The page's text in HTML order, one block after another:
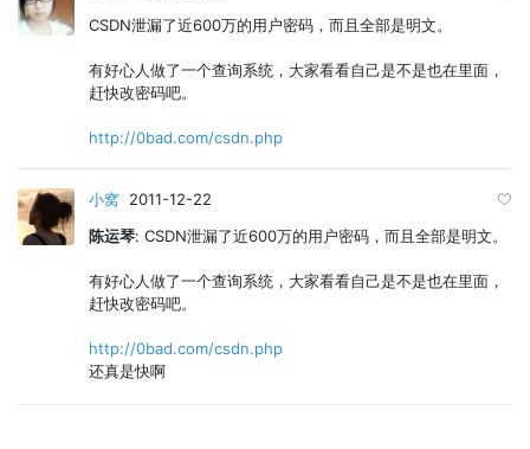
CSDN泄漏了近600万的用户密码，而且全部是明文。
有好心人做了一个查询系统，大家看看自己是不是也在里面，
赶快改密码吧。
http://0bad.com/csdn.php
小窝 2011-12-22
陈运琴: CSDN泄漏了近600万的用户密码，而且全部是明文。
有好心人做了一个查询系统，大家看看自己是不是也在里面，
赶快改密码吧。
http://0bad.com/csdn.php
还真是快啊